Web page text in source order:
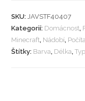
SKU:JAVSTF40407
Kategorií: Domácnost,
Minecraft, Nádobí,
Štítky: Barva, Délka,